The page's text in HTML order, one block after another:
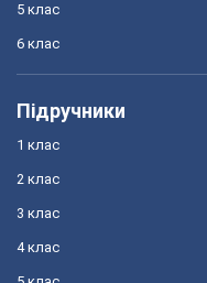
5 клас
6 клас
Підручники
1 клас
2 клас
3 клас
4 клас